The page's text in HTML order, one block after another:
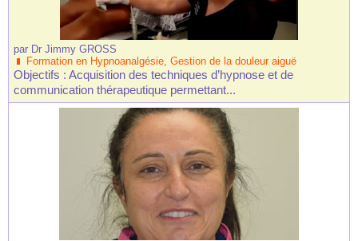
par Dr Jimmy GROSS
Formation en Hypnoanalgésie, Gestion de la douleur aiguë
Objectifs : Acquisition des techniques d’hypnose et de
communication thérapeutique permettant...